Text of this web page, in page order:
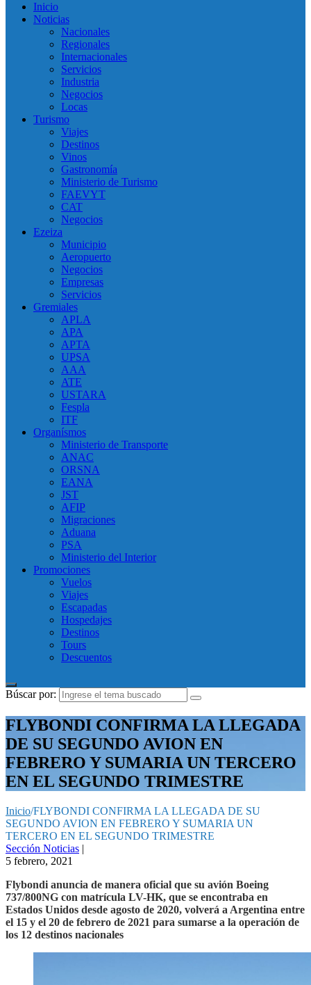
Inicio
Noticias
Nacionales
Regionales
Internacionales
Servicios
Industria
Negocios
Locas
Turismo
Viajes
Destinos
Vinos
Gastronomía
Ministerio de Turismo
FAEVYT
CAT
Negocios
Ezeiza
Municipio
Aeropuerto
Negocios
Empresas
Servicios
Gremiales
APLA
APA
APTA
UPSA
AAA
ATE
USTARA
Fespla
ITF
Organísmos
Ministerio de Transporte
ANAC
ORSNA
EANA
JST
AFIP
Migraciones
Aduana
PSA
Ministerio del Interior
Promociones
Vuelos
Viajes
Escapadas
Hospedajes
Destinos
Tours
Descuentos
Búscar por:
FLYBONDI CONFIRMA LA LLEGADA
DE SU SEGUNDO AVION EN
FEBRERO Y SUMARIA UN TERCERO
EN EL SEGUNDO TRIMESTRE
Inicio/FLYBONDI CONFIRMA LA LLEGADA DE SU
SEGUNDO AVION EN FEBRERO Y SUMARIA UN
TERCERO EN EL SEGUNDO TRIMESTRE
Sección Noticias |
5 febrero, 2021
Flybondi anuncia de manera oficial que su avión Boeing
737/800NG con matrícula LV-HK, que se encontraba en
Estados Unidos desde agosto de 2020, volverá a Argentina entre
el 15 y el 20 de febrero de 2021 para sumarse a la operación de
los 12 destinos nacionales